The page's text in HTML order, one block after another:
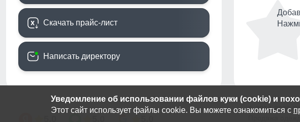
Уведомление об использовании файлов куки (cookie) и
Этот сайт использует файлы cookie. Вы можете ознакомиться с
Скачать прайс-лист
Написать директору
© 2014-2026